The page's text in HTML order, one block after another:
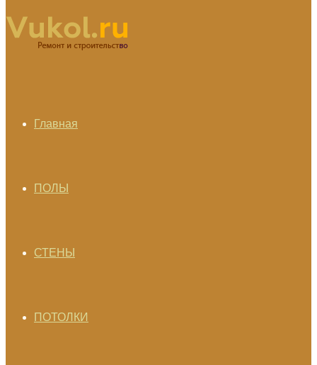
Главная
ПОЛЫ
СТЕНЫ
ПОТОЛКИ